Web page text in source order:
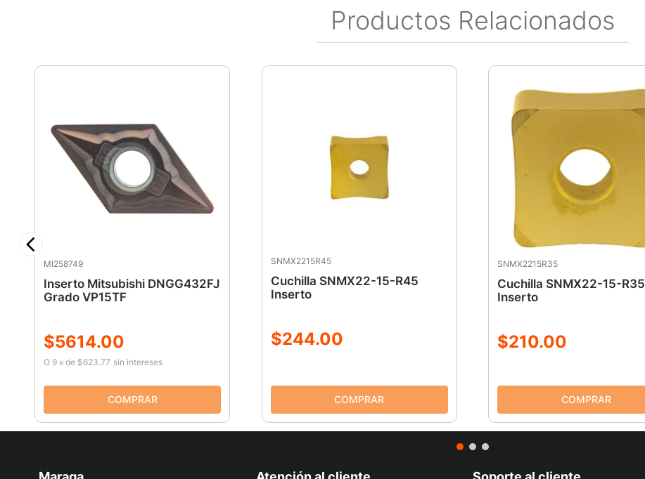
Productos Relacionados
MI258749
Inserto Mitsubishi DNGG432FJ
Grado VP15TF
$5614.00
O 9 x de $623.77 sin intereses
SNMX2215R45
Cuchilla SNMX22-15-R45
Inserto
$244.00
SNMX2215R35
Cuchilla SNMX22-15-R35
Inserto
$210.00